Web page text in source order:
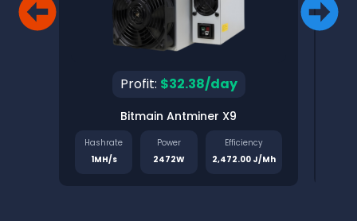
Profit: $32.38/day
Bitmain Antminer X9
Hashrate
1MH/s
Power
2472W
Efficiency
2,472.00 J/Mh